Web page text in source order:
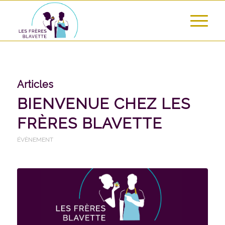
Articles
BIENVENUE CHEZ LES
FRÈRES BLAVETTE
ÉVÈNEMENT